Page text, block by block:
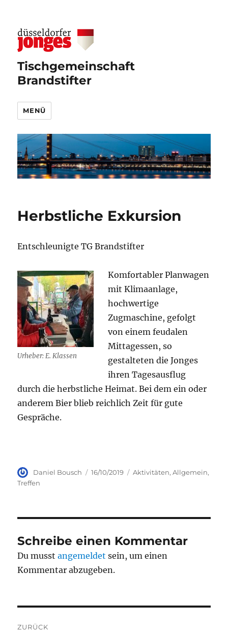
Tischgemeinschaft
Brandstifter
MENÜ
Herbstliche Exkursion
Entschleunigte TG Brandstifter
Urheber: E. Klassen
Komfortabler Planwagen
mit Klimaanlage,
hochwertige
Zugmaschine, gefolgt
von einem feudalen
Mittagessen, so
gestalteten die Jonges
ihren Tagesausflug
durch die herbstliche Heimat. Bei dem ein oder
anderem Bier blieb reichlich Zeit für gute
Gespräche.
Autor
Daniel Bousch
Veröffentlicht
16/10/2019 Kategorien
Aktivitäten,Allgemein,
Treffen
Schreibe einen Kommentar
Du musstangemeldet sein, um einen
Kommentar abzugeben.
ZURÜCK